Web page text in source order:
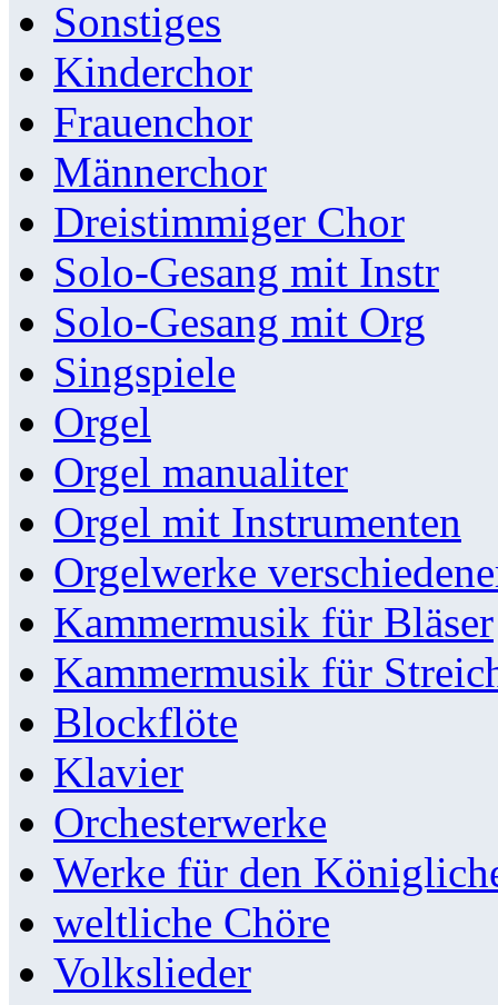
Sonstiges
Kinderchor
Frauenchor
Männerchor
Dreistimmiger Chor
Solo-Gesang mit Instr
Solo-Gesang mit Org
Singspiele
Orgel
Orgel manualiter
Orgel mit Instrumenten
Orgelwerke
Kammermusik für Bläser
Kammermusik für
Blockflöte
Klavier
Orchesterwerke
Werke für den
weltliche Chöre
Volkslieder